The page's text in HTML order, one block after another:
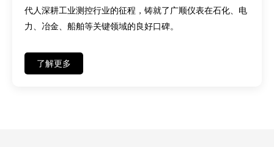
代人深耕工业测控行业的征程，铸就了广顺仪表在石化、电
力、冶金、船舶等关键领域的良好口碑。
了解更多